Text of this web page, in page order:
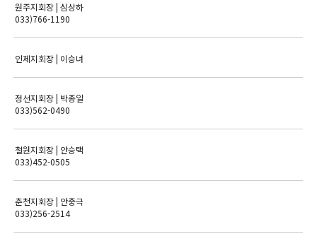
원주지회장 | 심상하
033)766-1190
인제지회장 | 이승녀
정선지회장 | 박종일
033)562-0490
철원지회장 | 안승택
033)452-0505
춘천지회장 | 안중극
033)256-2514